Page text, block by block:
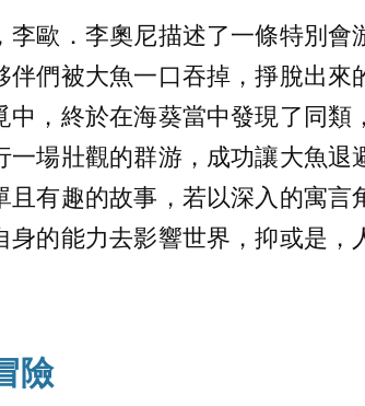
歐．李奧尼描述了一條特別會
們被大魚一口吞掉，掙脫出來
，終於在海葵當中發現了同類
場壯觀的群游，成功讓大魚退
有趣的故事，若以深入的寓言
的能力去影響世界，抑或是，
險